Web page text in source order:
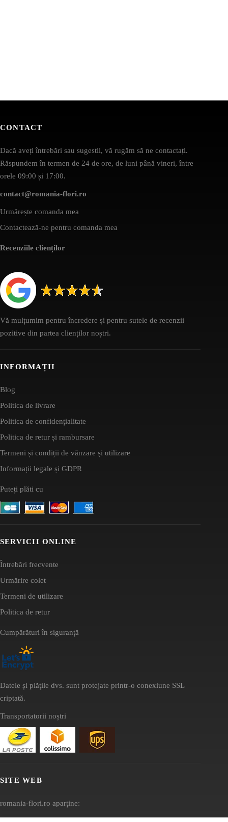
CONTACT
Dacă aveți întrebări sau sugestii, vă rugăm să ne contactați.
Răspundem în termen de 24 de ore, de luni până vineri, între
orele 09:00 și 17:00.
contact@romania-flori.ro
Urmărește comanda mea
Contactează-ne pentru comanda mea
Recenziile clienților
Vă mulțumim pentru încredere și pentru sutele de recenzii
pozitive din partea clienților noștri.
INFORMAȚII
Blog
Politica de livrare
Politica de confidențialitate
Politica de retur și rambursare
Termeni și condiții de vânzare și utilizare
Informații legale și GDPR
Puteți plăti cu
SERVICII ONLINE
Întrebări frecvente
Urmărire colet
Termeni de utilizare
Politica de retur
Cumpărături în siguranță
Datele și plățile dvs. sunt protejate printr-o conexiune SSL
criptată.
Transportatorii noștri
SITE WEB
romania-flori.ro aparține: